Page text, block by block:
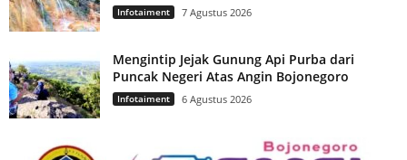
Infotaiment 7 Agustus 2026
Mengintip Jejak Gunung Api Purba dari
Puncak Negeri Atas Angin Bojonegoro
Infotaiment 6 Agustus 2026